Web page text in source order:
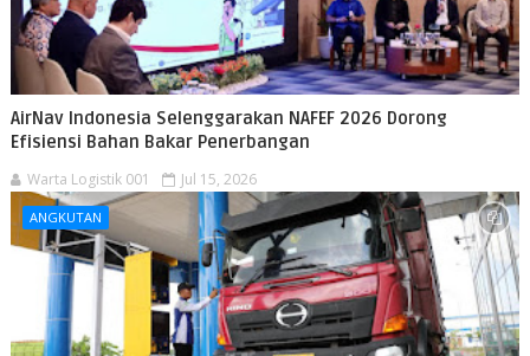
AirNav Indonesia Selenggarakan NAFEF 2026 Dorong
Efisiensi Bahan Bakar Penerbangan
Warta Logistik 001 Jul 15, 2026
ANGKUTAN